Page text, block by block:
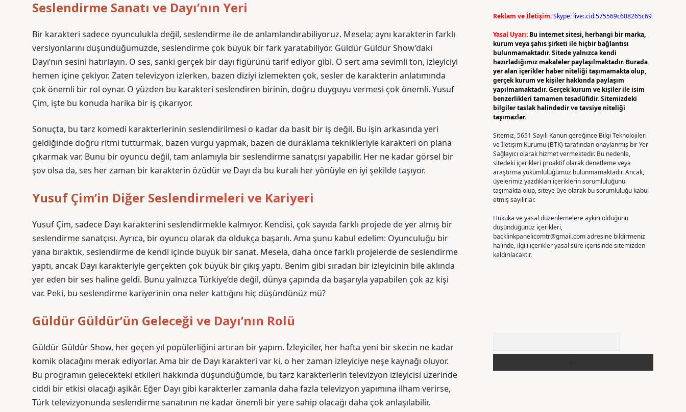
Seslendirme Sanatı ve Dayı’nın Yeri
Bir karakteri sadece oyunculukla değil, seslendirme ile de anlamlandırabiliyoruz. Mesela; aynı karakterin farklı
versiyonlarını düşündüğümüzde, seslendirme çok büyük bir fark yaratabiliyor. Güldür Güldür Show’daki
Dayı’nın sesini hatırlayın. O ses, sanki gerçek bir dayı figürünü tarif ediyor gibi. O sert ama sevimli ton, izleyiciyi
hemen içine çekiyor. Zaten televizyon izlerken, bazen diziyi izlemekten çok, sesler de karakterin anlatımında
çok önemli bir rol oynar. O yüzden bu karakteri seslendiren birinin, doğru duyguyu vermesi çok önemli. Yusuf
Çim, işte bu konuda harika bir iş çıkarıyor.
Sonuçta, bu tarz komedi karakterlerinin seslendirilmesi o kadar da basit bir iş değil. Bu işin arkasında yeri
geldiğinde doğru ritmi tutturmak, bazen vurgu yapmak, bazen de duraklama teknikleriyle karakteri ön plana
çıkarmak var. Bunu bir oyuncu değil, tam anlamıyla bir seslendirme sanatçısı yapabilir. Her ne kadar görsel bir
şov olsa da, ses her zaman bir karakterin özüdür ve Dayı da bu kuralı her yönüyle en iyi şekilde taşıyor.
Yusuf Çim’in Diğer Seslendirmeleri ve Kariyeri
Yusuf Çim, sadece Dayı karakterini seslendirmekle kalmıyor. Kendisi, çok sayıda farklı projede de yer almış bir
seslendirme sanatçısı. Ayrıca, bir oyuncu olarak da oldukça başarılı. Ama şunu kabul edelim: Oyunculuğu bir
yana bıraktık, seslendirme de kendi içinde büyük bir sanat. Mesela, daha önce farklı projelerde de seslendirme
yaptı, ancak Dayı karakteriyle gerçekten çok büyük bir çıkış yaptı. Benim gibi sıradan bir izleyicinin bile aklında
yer eden bir ses haline geldi. Bunu yalnızca Türkiye’de değil, dünya çapında da başarıyla yapabilen çok az kişi
var. Peki, bu seslendirme kariyerinin ona neler kattığını hiç düşündünüz mü?
Güldür Güldür’ün Geleceği ve Dayı’nın Rolü
Güldür Güldür Show, her geçen yıl popülerliğini artıran bir yapım. İzleyiciler, her hafta yeni bir skecin ne kadar
komik olacağını merak ediyorlar. Ama bir de Dayı karakteri var ki, o her zaman izleyiciye neşe kaynağı oluyor.
Bu programın gelecekteki etkileri hakkında düşündüğümde, bu tarz karakterlerin televizyon izleyicisi üzerinde
ciddi bir etkisi olacağı aşikâr. Eğer Dayı gibi karakterler zamanla daha fazla televizyon yapımına ilham verirse,
Türk televizyonunda seslendirme sanatının ne kadar önemli bir yere sahip olacağı daha çok anlaşılabilir.
Reklam ve İletişim:Skype: live:.cid.575569c608265c69
Yasal Uyarı: Bu internet sitesi, herhangi bir marka,
kurum veya şahıs şirketi ile hiçbir bağlantısı
bulunmamaktadır. Sitede yalnızca kendi
hazırladığımız makaleler paylaşılmaktadır. Burada
yer alan içerikler haber niteliği taşımamakta olup,
gerçek kurum ve kişiler hakkında paylaşım
yapılmamaktadır. Gerçek kurum ve kişiler ile isim
benzerlikleri tamamen tesadüfidir. Sitemizdeki
bilgiler taslak halindedir ve tavsiye niteliği
taşımazlar.
Sitemiz, 5651 Sayılı Kanun gereğince Bilgi Teknolojileri
ve İletişim Kurumu (BTK) tarafından onaylanmış bir Yer
Sağlayıcı olarak hizmet vermektedir. Bu nedenle,
sitedeki içerikleri proaktif olarak denetleme veya
araştırma yükümlülüğümüz bulunmamaktadır. Ancak,
üyelerimiz yazdıkları içeriklerin sorumluluğunu
taşımakta olup, siteye üye olarak bu sorumluluğu kabul
etmiş sayılırlar.
Hukuka ve yasal düzenlemelere aykırı olduğunu
düşündüğünüz içerikleri,
backlinkpanelicomtr@gmail.comadresine bildirmeniz
halinde, ilgili içerikler yasal süre içerisinde sitemizden
kaldırılacaktır.